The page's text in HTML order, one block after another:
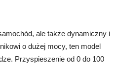
ale także dynamiczny i
o dużej mocy, ten model
Przyspieszenie od 0 do 100